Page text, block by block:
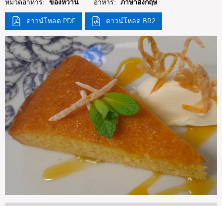
หมวดอาหาร: ของหวาน อาหาร: ภาษาอังกฤษ
ดาวน์โหลด PDF ดาวน์โหลด BR2